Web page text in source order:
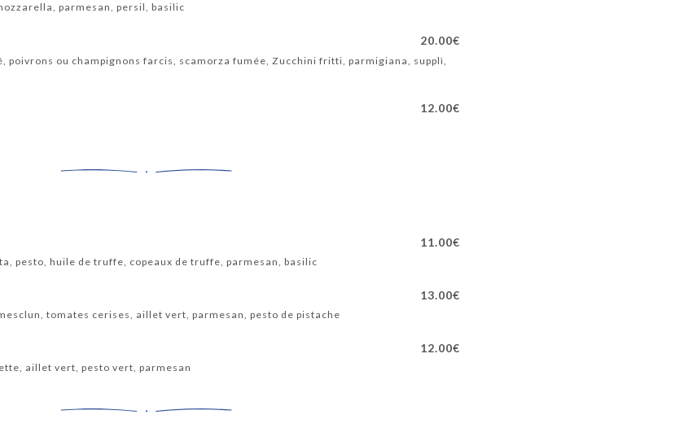
parmesan, persil, basilic
20.00€
poivrons ou champignons farcis, scamorza fumée, Zucchini fritti, parmigiana, supplì,
12.00€
11.00€
pesto, huile de truffe, copeaux de truffe, parmesan, basilic
13.00€
tomates cerises, aillet vert, parmesan, pesto de pistache
12.00€
aillet vert, pesto vert, parmesan